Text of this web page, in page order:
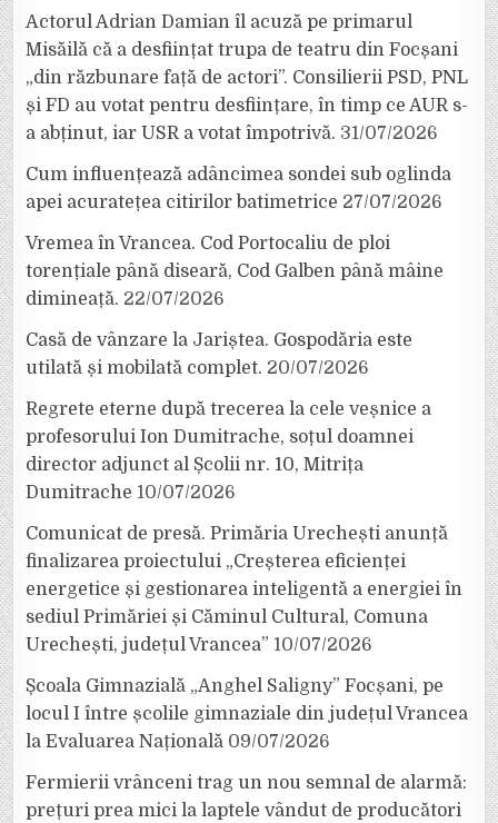
Actorul Adrian Damian îl acuză pe primarul
Misăilă că a desființat trupa de teatru din Focșani
„din răzbunare față de actori”. Consilierii PSD, PNL
și FD au votat pentru desființare, în timp ce AUR s-
a abținut, iar USR a votat împotrivă. 31/07/2026
Cum influențează adâncimea sondei sub oglinda
apei acuratețea citirilor batimetrice 27/07/2026
Vremea în Vrancea. Cod Portocaliu de ploi
torențiale până diseară, Cod Galben până mâine
dimineață. 22/07/2026
Casă de vânzare la Jariștea. Gospodăria este
utilată și mobilată complet. 20/07/2026
Regrete eterne după trecerea la cele veșnice a
profesorului Ion Dumitrache, soțul doamnei
director adjunct al Școlii nr. 10, Mitrița
Dumitrache 10/07/2026
Comunicat de presă. Primăria Urechești anunță
finalizarea proiectului „Creșterea eficienței
energetice și gestionarea inteligentă a energiei în
sediul Primăriei și Căminul Cultural, Comuna
Urechești, județul Vrancea” 10/07/2026
Școala Gimnazială „Anghel Saligny” Focșani, pe
locul I între școlile gimnaziale din județul Vrancea
la Evaluarea Națională 09/07/2026
Fermierii vrânceni trag un nou semnal de alarmă:
prețuri prea mici la laptele vândut de producători